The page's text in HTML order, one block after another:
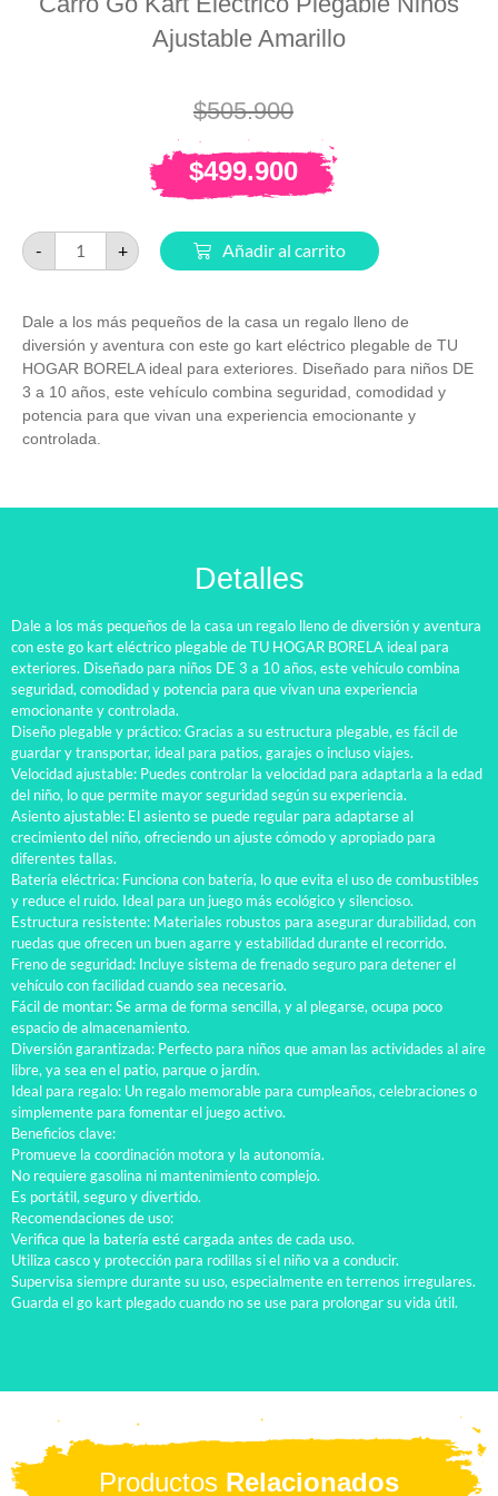
Ajustable Amarillo
$505.900
$499.900
- + Añadir al carrito
Dale a los más pequeños de la casa un regalo lleno de
diversión y aventura con este go kart eléctrico plegable de TU
HOGAR BORELA ideal para exteriores. Diseñado para niños DE
3 a 10 años, este vehículo combina seguridad, comodidad y
potencia para que vivan una experiencia emocionante y
controlada.
Detalles
Dale a los más pequeños de la casa un regalo lleno de diversión y aventura
con este go kart eléctrico plegable de TU HOGAR BORELA ideal para
exteriores. Diseñado para niños DE 3 a 10 años, este vehículo combina
seguridad, comodidad y potencia para que vivan una experiencia
emocionante y controlada.
Diseño plegable y práctico: Gracias a su estructura plegable, es fácil de
guardar y transportar, ideal para patios, garajes o incluso viajes.
Velocidad ajustable: Puedes controlar la velocidad para adaptarla a la edad
del niño, lo que permite mayor seguridad según su experiencia.
Asiento ajustable: El asiento se puede regular para adaptarse al
crecimiento del niño, ofreciendo un ajuste cómodo y apropiado para
diferentes tallas.
Batería eléctrica: Funciona con batería, lo que evita el uso de combustibles
y reduce el ruido. Ideal para un juego más ecológico y silencioso.
Estructura resistente: Materiales robustos para asegurar durabilidad, con
ruedas que ofrecen un buen agarre y estabilidad durante el recorrido.
Freno de seguridad: Incluye sistema de frenado seguro para detener el
vehículo con facilidad cuando sea necesario.
Fácil de montar: Se arma de forma sencilla, y al plegarse, ocupa poco
espacio de almacenamiento.
Diversión garantizada: Perfecto para niños que aman las actividades al aire
libre, ya sea en el patio, parque o jardín.
Ideal para regalo: Un regalo memorable para cumpleaños, celebraciones o
simplemente para fomentar el juego activo.
Beneficios clave:
Promueve la coordinación motora y la autonomía.
No requiere gasolina ni mantenimiento complejo.
Es portátil, seguro y divertido.
Recomendaciones de uso:
Verifica que la batería esté cargada antes de cada uso.
Utiliza casco y protección para rodillas si el niño va a conducir.
Supervisa siempre durante su uso, especialmente en terrenos irregulares.
Guarda el go kart plegado cuando no se use para prolongar su vida útil.
Productos Relacionados